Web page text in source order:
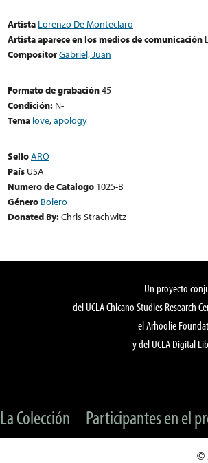
Artista Lorenzo De Monteclaro
Artista aparece en los medios de comunicación
CompositorGabriel, Juan
Formato de grabación45
Condición: N-
Tema love,apology
SelloARO
País USA
Numero de Catalogo 1025-B
Género Bolero
Donated By:Chris Strachwitz
Un proyecto
del UCLA Chicano Studies Research
el Arhoolie
y del UCLA Digital
La Colección Participantes en el
©